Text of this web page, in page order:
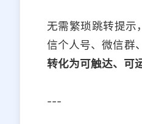
无需繁琐跳转提示
信个人号、微信群
转化为可触达、可
---